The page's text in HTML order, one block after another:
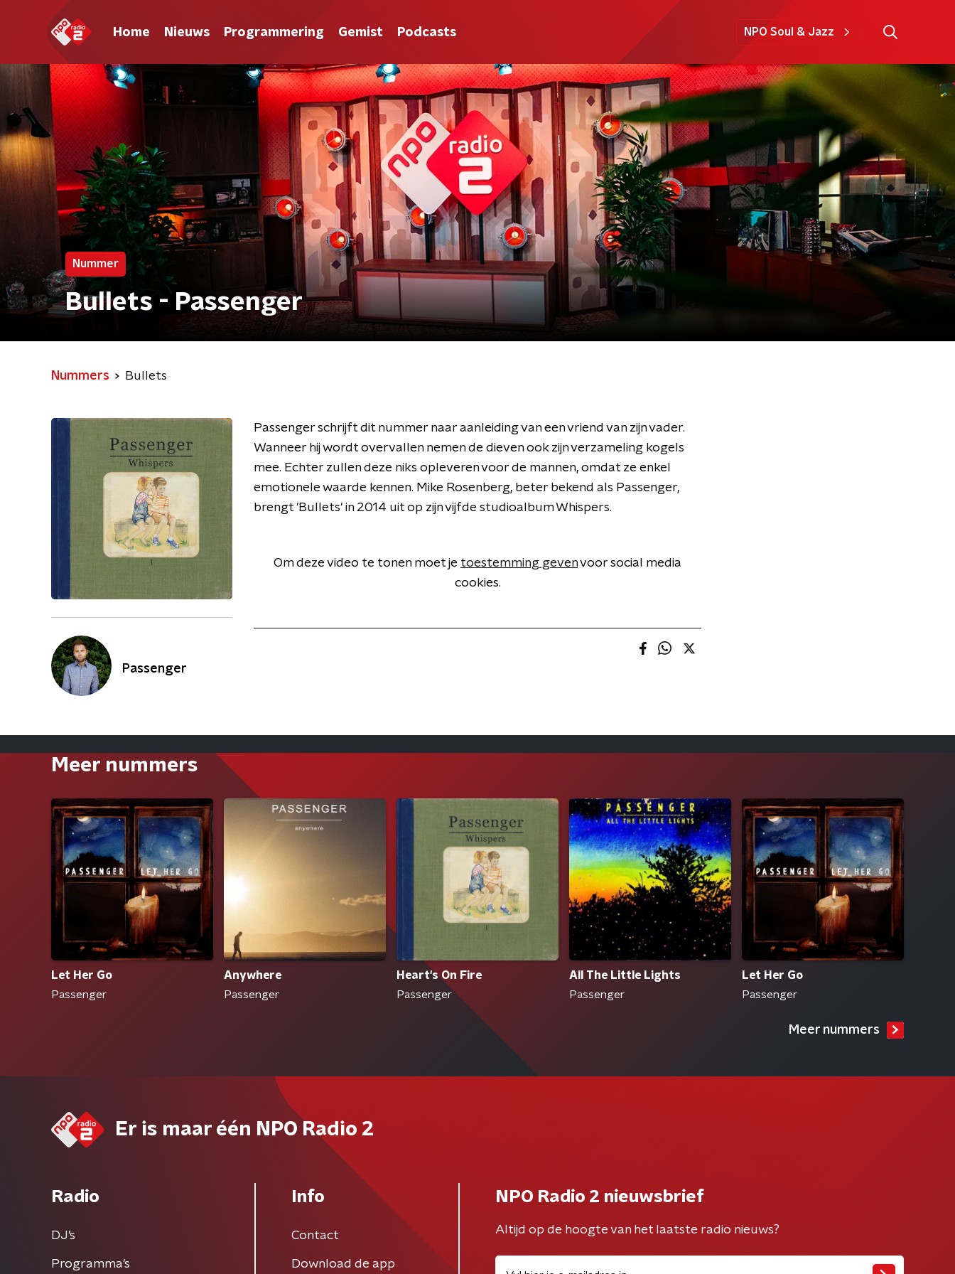
Home Nieuws Programmering Gemist Podcasts NPO Soul & Jazz
Nummer
Bullets - Passenger
Nummers Bullets
Passenger
Passenger schrijft dit nummer naar aanleiding van een vriend van zijn vader.
Wanneer hij wordt overvallen nemen de dieven ook zijn verzameling kogels
mee. Echter zullen deze niks opleveren voor de mannen, omdat ze enkel
emotionele waarde kennen. Mike Rosenberg, beter bekend als Passenger,
brengt 'Bullets' in 2014 uit op zijn vijfde studioalbum Whispers.
Om deze video te tonen moet je toestemming gevenvoor social media
cookies.
Meer nummers
Let Her Go
Passenger
Anywhere
Passenger
Heart's On Fire
Passenger
All The Little Lights
Passenger
Let Her Go
Passenger
Meer nummers
Er is maar één NPO Radio 2
Radio
DJ’s
Programma's
Info
Contact
Download de app
NPO Radio 2 nieuwsbrief
Altijd op de hoogte van het laatste radio nieuws?